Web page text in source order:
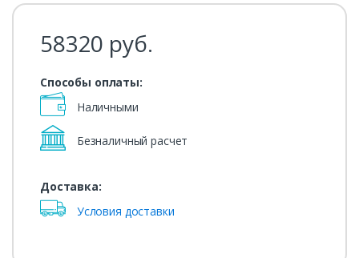
58320 руб.
Способы оплаты:
Наличными
Безналичный расчет
Доставка:
Условия доставки